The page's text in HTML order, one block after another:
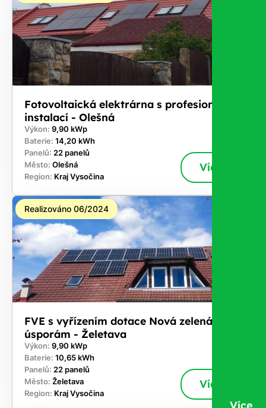
Fotovoltaická elektrárna s profesionální
instalací - Olešná
Výkon: 9,90 kWp
Baterie: 14,20 kWh
Panelů: 22 panelů
Město: Olešná
Region: Kraj Vysočina
Více
Realizováno 06/2024
FVE s vyřízením dotace Nová zelená
úsporám - Želetava
Výkon: 9,90 kWp
Baterie: 10,65 kWh
Panelů: 22 panelů
Město: Želetava
Region: Kraj Vysočina
Více
Více